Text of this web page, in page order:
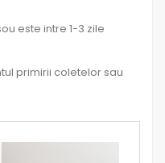
este intre 1-3 zile
primirii coletelor sau